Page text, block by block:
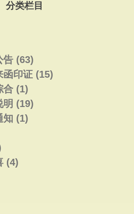
分类栏目
告 (63)
函印证 (15)
合 (1)
明 (19)
知 (1)
(4)